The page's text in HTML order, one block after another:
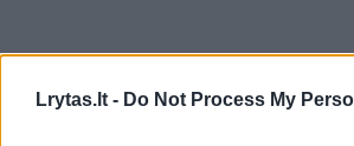
Lrytas.lt - Do Not Process My
Lenkijoje ir Vokietijoje grobė